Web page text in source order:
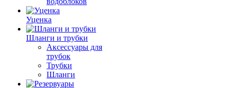
Уценка
Шланги и трубки
Аксессуары для
трубок
Трубки
Шланги